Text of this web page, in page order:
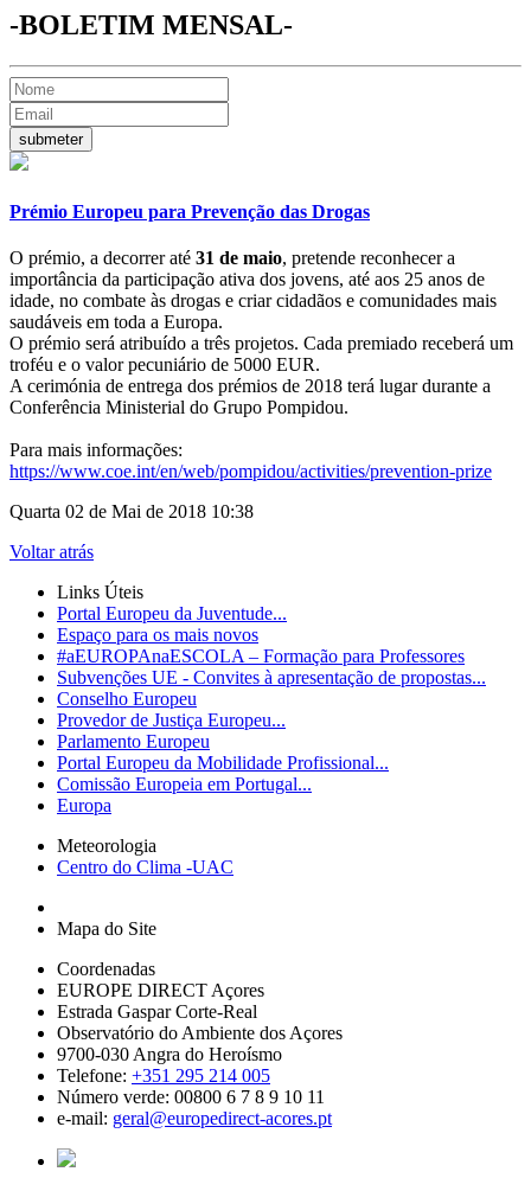
-BOLETIM MENSAL-
Prémio Europeu para Prevenção das Drogas
O prémio, a decorrer até 31 de maio, pretende reconhecer a
importância da participação ativa dos jovens, até aos 25 anos de
idade, no combate às drogas e criar cidadãos e comunidades mais
saudáveis em toda a Europa.
O prémio será atribuído a três projetos. Cada premiado receberá um
troféu e o valor pecuniário de 5000 EUR.
A cerimónia de entrega dos prémios de 2018 terá lugar durante a
Conferência Ministerial do Grupo Pompidou.
Para mais informações:
https://www.coe.int/en/web/pompidou/activities/prevention-prize
Quarta 02 de Mai de 2018 10:38
Voltar atrás
Links Úteis
Portal Europeu da Juventude...
Espaço para os mais novos
#aEUROPAnaESCOLA – Formação para Professores
Subvenções UE - Convites à apresentação de propostas...
Conselho Europeu
Provedor de Justiça Europeu...
Parlamento Europeu
Portal Europeu da Mobilidade Profissional...
Comissão Europeia em Portugal...
Europa
Meteorologia
Centro do Clima -UAC
Mapa do Site
Coordenadas
EUROPE DIRECT Açores
Estrada Gaspar Corte-Real
Observatório do Ambiente dos Açores
9700-030 Angra do Heroísmo
Telefone: +351 295 214 005
Número verde: 00800 6 7 8 9 10 11
e-mail: geral@europedirect-acores.pt